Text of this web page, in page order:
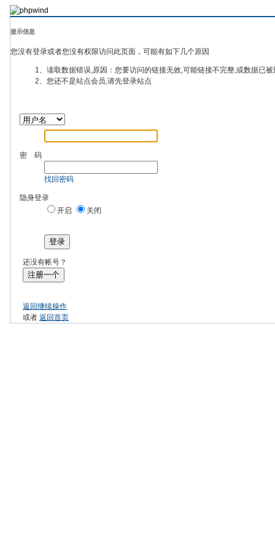
提示信息
您没有登录或者您没有权限访问此页面，可能有如下几个原因
1、读取数据错误,原因：您要访问的链接无效,可能链接不完整,或数据已
2、您还不是站点会员,请先登录站点
密 码
找回密码
隐身登录
开启
关闭
登录
还没有帐号？
注册一个
返回继续操作
或者返回首页